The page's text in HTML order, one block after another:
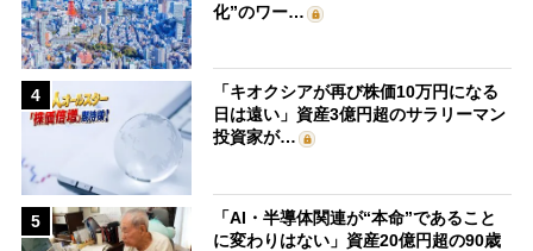
化”のワー…
4
「キオクシアが再び株価10万円になる
日は遠い」資産3億円超のサラリーマン
投資家が…
5
「AI・半導体関連が“本命”であること
に変わりはない」資産20億円超の90歳